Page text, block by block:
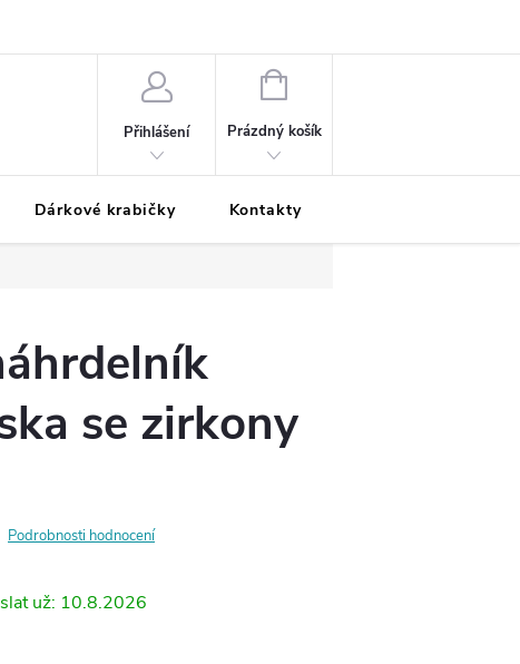
Přihlášení
NÁKUPNÍ
Prázdný košík
Dárkové krabičky Kontakty
se zirkony
Podrobnosti hodnocení
10.8.2026